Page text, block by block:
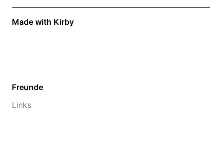
Made with Kirby
Freunde
Links